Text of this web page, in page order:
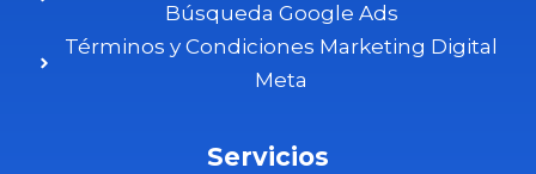
Búsqueda Google Ads
Términos y Condiciones Marketing Digital
Meta
Servicios